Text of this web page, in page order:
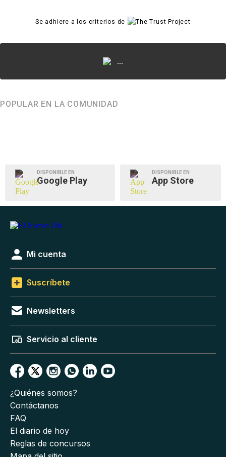
Se adhiere a los criterios de
...
POPULAR EN LA COMUNIDAD
DISPONIBLE EN
Google Play
DISPONIBLE EN
App Store
Mi cuenta
Suscríbete
Newsletters
Servicio al cliente
¿Quiénes somos?
Contáctanos
FAQ
El diario de hoy
Reglas de concursos